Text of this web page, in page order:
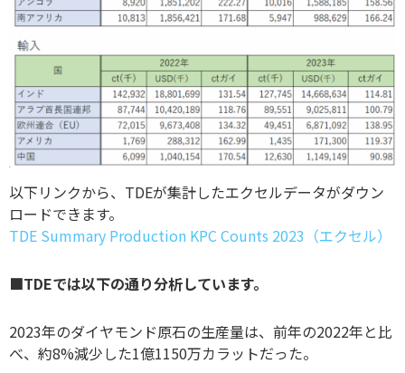
以下リンクから、TDEが集計したエクセルデータがダウン
ロードできます。
TDE Summary Production KPC Counts 2023（エクセル）
■TDEでは以下の通り分析しています。
2023年のダイヤモンド原石の生産量は、前年の2022年と比
べ、約8%減少した1億1150万カラットだった。